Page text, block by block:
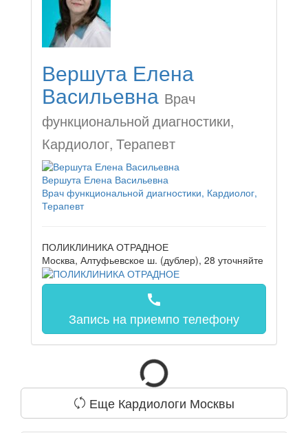
Вершута Елена
Васильевна Врач
функциональной диагностики,
Кардиолог, Терапевт
Вершута Елена Васильевна
Врач функциональной диагностики, Кардиолог,
Терапевт
ПОЛИКЛИНИКА ОТРАДНОЕ
Москва, Алтуфьевское ш. (дублер), 28 уточняйте
call
Запись на приемпо телефону
Еще Кардиологи Москвы